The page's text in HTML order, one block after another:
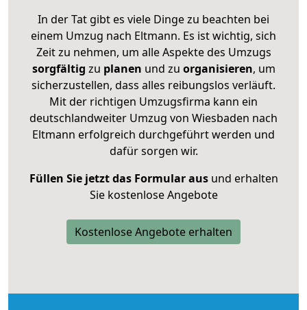
In der Tat gibt es viele Dinge zu beachten bei
einem Umzug nach Eltmann. Es ist wichtig, sich
Zeit zu nehmen, um alle Aspekte des Umzugs
sorgfältig zu planen und zu organisieren, um
sicherzustellen, dass alles reibungslos verläuft.
Mit der richtigen Umzugsfirma kann ein
deutschlandweiter Umzug von Wiesbaden nach
Eltmann erfolgreich durchgeführt werden und
dafür sorgen wir.
Füllen Sie jetzt das Formular ausund erhalten
Sie kostenlose Angebote
Kostenlose Angebote erhalten